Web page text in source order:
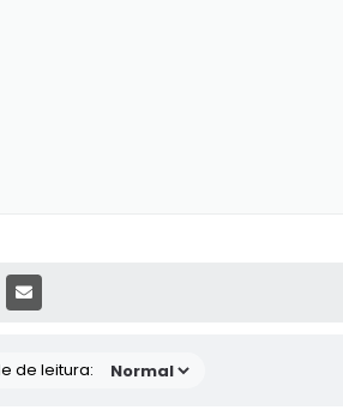
OUTRAS MÍDIAS
de leitura: